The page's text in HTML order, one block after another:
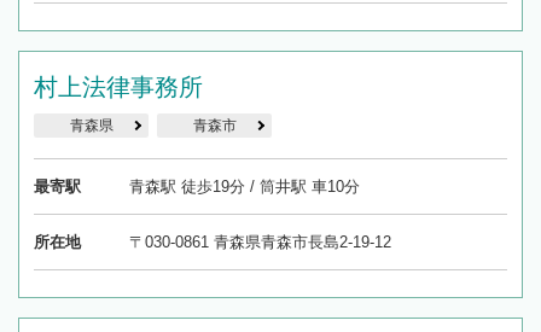
村上法律事務所
青森県 青森市
最寄駅 青森駅 徒歩19分 / 筒井駅 車10分
所在地 〒030-0861 青森県青森市長島2-19-12